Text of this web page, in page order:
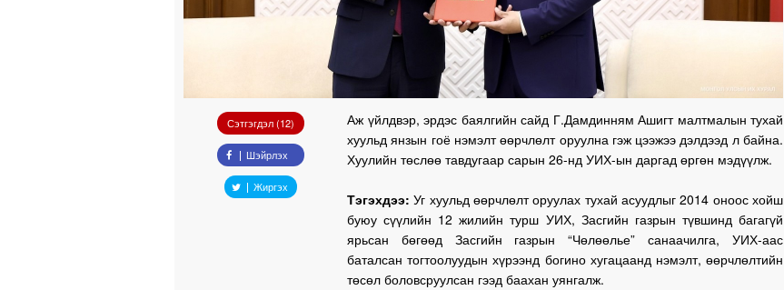
Сэтгэгдэл (12)
Шэйрлэх
Жиргэх
Аж үйлдвэр, эрдэс баялгийн сайд Г.Дамдинням Ашигт малтмалын тухай
хуульд янзын гоё нэмэлт өөрчлөлт оруулна гэж цээжээ дэлдээд л байна.
Хуулийн төслөө тавдугаар сарын 26-нд УИХ-ын даргад өргөн мэдүүлж.
Тэгэхдээ: Уг хуульд өөрчлөлт оруулах тухай асуудлыг 2014 оноос хойш
буюу сүүлийн 12 жилийн турш УИХ, Засгийн газрын түвшинд багагүй
ярьсан бөгөөд Засгийн газрын “Чөлөөлье” санаачилга, УИХ-аас
баталсан тогтоолуудын хүрээнд богино хугацаанд нэмэлт, өөрчлөлтийн
төсөл боловсруулсан гээд баахан уянгалж.